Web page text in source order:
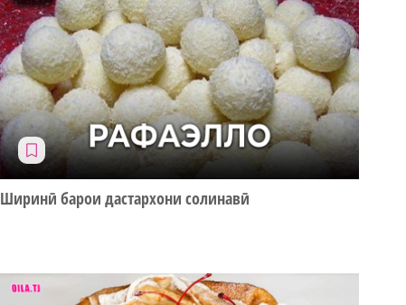
Ширинӣ барои дастархони солинавӣ